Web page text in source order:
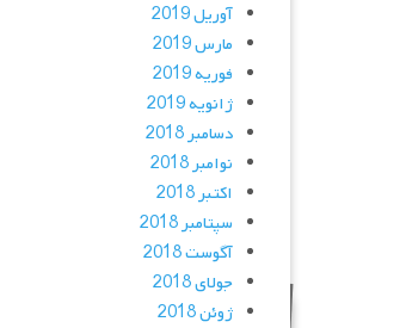
آوریل 2019
مارس 2019
فوریه 2019
ژانویه 2019
دسامبر 2018
نوامبر 2018
اکتبر 2018
سپتامبر 2018
آگوست 2018
جولای 2018
ژوئن 2018